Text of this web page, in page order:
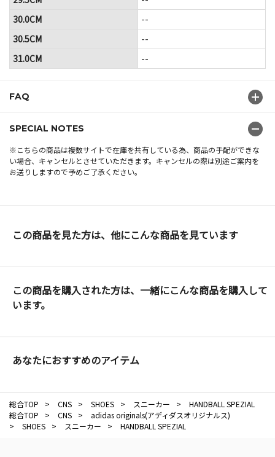
FAQ
SPECIAL NOTES
※こちらの商品は複数サイトで在庫を共有している為、商品の手配ができな
い場合、キャンセルとさせていただきます。キャンセルの際は別途ご案内を
お送りしますので予めご了承ください。
30.0CM
--
30.5CM
--
31.0CM
--
この商品を見た方は、他にこんな商品を見ています
この商品を購入された方は、一緒にこんな商品を購入して
います。
あなたにおすすめのアイテム
総合TOP > CNS > SHOES > スニーカー >
HANDBALL SPEZIAL
総合TOP
> CNS >
adidas originals(アディダスオリジナルス)
>
SHOES > スニーカー > HANDBALL SPEZIAL